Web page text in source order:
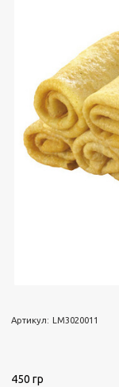
Артикул: LM3020011
450 гр